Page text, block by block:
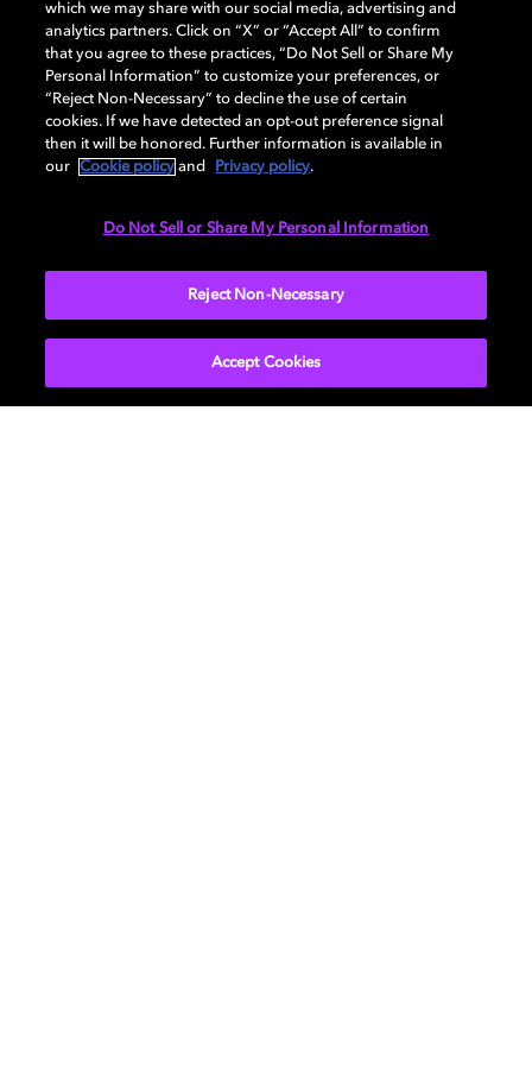
sonora que sitúa cada audio en su lugar exacto,
mejorando la percepción y la jugabilidad. Sentirás cada
momento del juego de forma más intensa, con una
calidad de audio impecable.
Adéntrate en el mundo del videojuego
Lleva el gaming en PC a otro nivel hoy mismo con
which we may share with our social media, advertising and
analytics partners. Click on “X” or “Accept All” to confirm
that you agree to these practices, “Do Not Sell or Share My
Personal Information” to customize your preferences, or
“Reject Non-Necessary” to decline the use of certain
cookies. If we have detected an opt-out preference signal
then it will be honored. Further information is available in
our
Cookie policy and Privacy policy.
Do Not Sell or Share My Personal Information
Reject Non-Necessary
Accept Cookies